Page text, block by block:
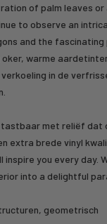
of palm leaves
to observe an
and the
warme
in de
met reliëf dat
extra brede vinyl
inspire you every day.
into a delightful
geometrisch